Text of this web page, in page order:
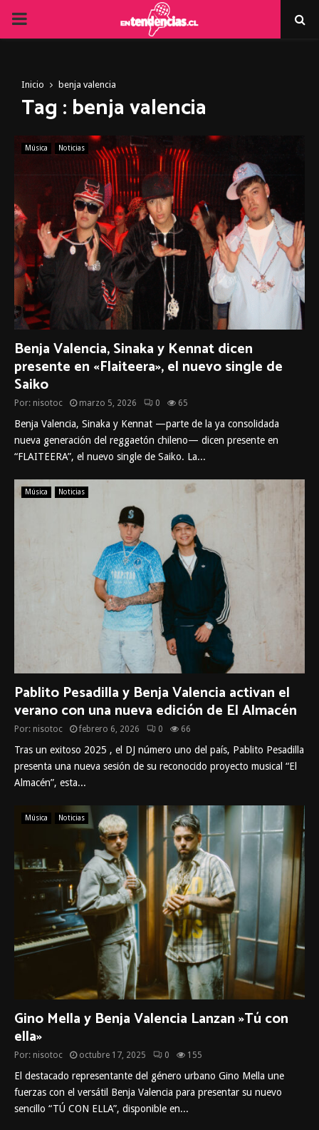
PRIMARY
Inicio benja valencia
Tag : benja valencia
Música Noticias
Benja Valencia, Sinaka y Kennat dicen
presente en «Flaiteera», el nuevo single de
Saiko
Por: nisotoc marzo 5, 2026 0 65
Benja Valencia, Sinaka y Kennat —parte de la ya consolidada
nueva generación del reggaetón chileno— dicen presente en
“FLAITEERA”, el nuevo single de Saiko. La...
Música Noticias
Pablito Pesadilla y Benja Valencia activan el
verano con una nueva edición de El Almacén
Por: nisotoc febrero 6, 2026 0 66
Tras un exitoso 2025 , el DJ número uno del país, Pablito Pesadilla
presenta una nueva sesión de su reconocido proyecto musical “El
Almacén”, esta...
Música Noticias
Gino Mella y Benja Valencia Lanzan »Tú con
ella»
Por: nisotoc octubre 17, 2025 0 155
El destacado representante del género urbano Gino Mella une
fuerzas con el versátil Benja Valencia para presentar su nuevo
sencillo “TÚ CON ELLA”, disponible en...